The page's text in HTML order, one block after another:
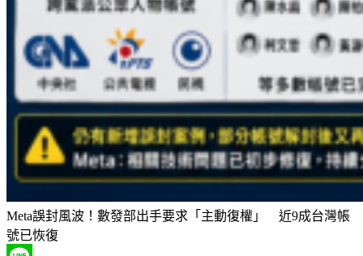
Meta誤封風波！數發部出手要求「主動復權」 近9成台灣帳
號已恢復